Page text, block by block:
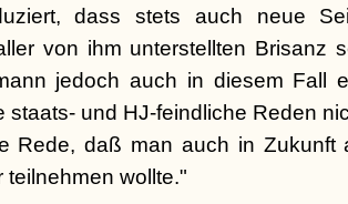
dass stets auch neue
von ihm unterstellten Brisanz
jedoch auch in diesem Fall
staats- und HJ-feindliche Reden
Rede, daß man auch in Zukunft
teilnehmen wollte."